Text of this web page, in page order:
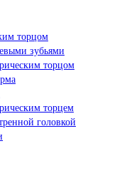
торцом
зубьями
торцом
торцем
головкой